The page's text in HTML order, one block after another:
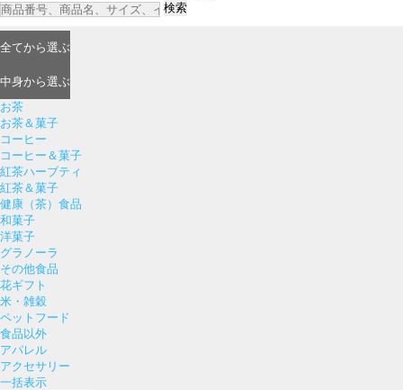
検索
全てから選ぶ
中身から選ぶ
お茶
お茶＆菓子
コーヒー
コーヒー＆菓子
紅茶ハーブティ
紅茶＆菓子
健康（茶）食品
和菓子
洋菓子
グラノーラ
その他食品
花ギフト
米・雑穀
ペットフード
食品以外
アパレル
アクセサリー
一括表示